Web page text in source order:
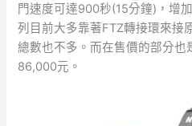
門速度可達900秒(15分鐘)，增
列目前大多靠著FTZ轉接環來接
總數也不多。而在售價的部分也
86,000元。